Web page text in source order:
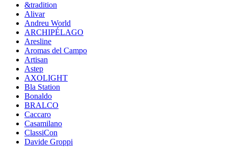
&tradition
Alivar
Andreu World
ARCHIPÉLAGO
Aresline
Aromas del Campo
Artisan
Astep
AXOLIGHT
Bla Station
Bonaldo
BRALCO
Caccaro
Casamilano
ClassiCon
Davide Groppi